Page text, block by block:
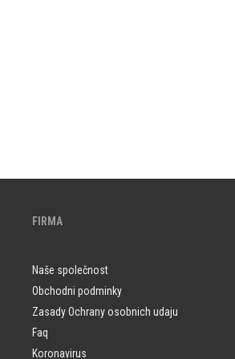
FIRMA
Naše společnost
Obchodni podminky
Zasady Ochrany osobnich udaju
Faq
Koronavirus